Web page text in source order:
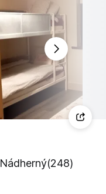
Nádherný(248)